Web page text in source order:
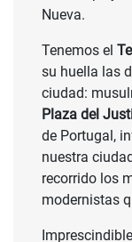
Nueva.
Tenemos el
su huella las
ciudad:
Plaza del
de Portugal,
nuestra
recorrido los
modernistas